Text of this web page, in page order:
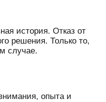
история. Отказ от
решения. Только то,
случае.
опыта и